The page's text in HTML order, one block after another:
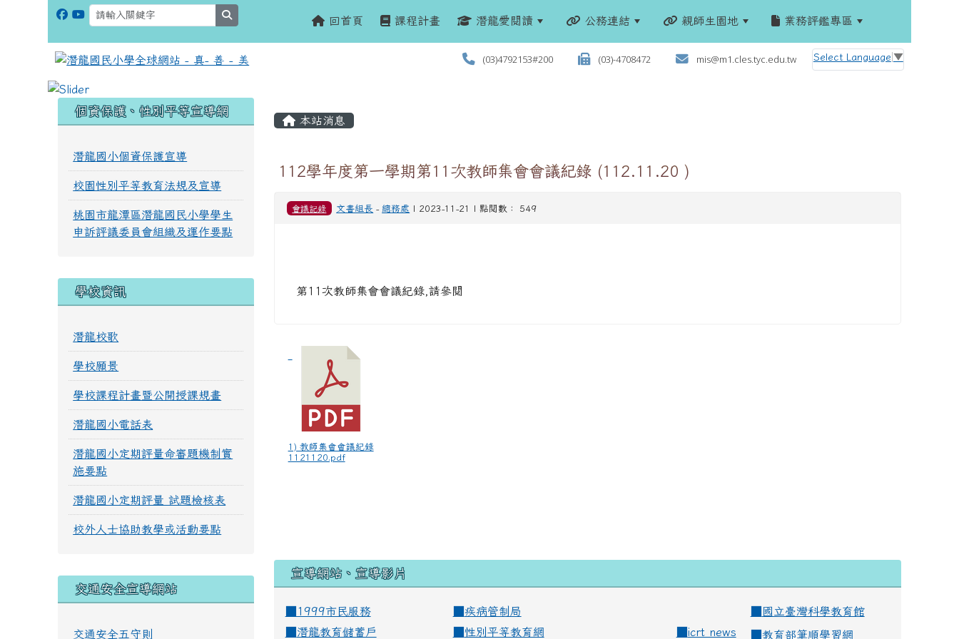
回首頁 課程計畫 潛龍愛閱讀 公務連結 親師生園地 業務評鑑專區
(03)4792153#200 (03)-4708472 mis@m1.cles.tyc.edu.tw Select Language ▼
本站消息
112學年度第一學期第11次教師集會會議紀錄 (112.11.20 )
會議記錄 文書組長 - 總務處 | 2023-11-21 | 點閱數： 549
第11次教師集會會議紀錄,請參閱
1) 教師集會會議紀錄
1121120.pdf
宣導網站、宣導影片
■1999市民服務 疾病管制局
國立臺灣科學教育館
潛龍教育儲蓄戶 性別平等教育網 icrt news
教育部筆順學習網
個資保護、性別平等宣導網
潛龍國小個資保護宣導
校園性別平等教育法規及宣導
桃園市龍潭區潛龍國民小學學生
申訴評議委員會組織及運作要點
學校資訊
潛龍校歌
學校願景
學校課程計畫暨公開授課規畫
潛龍國小電話表
潛龍國小定期評量命審題機制實
施要點
潛龍國小定期評量 試題檢核表
校外人士協助教學或活動要點
交通安全宣導網站
交通安全五守則